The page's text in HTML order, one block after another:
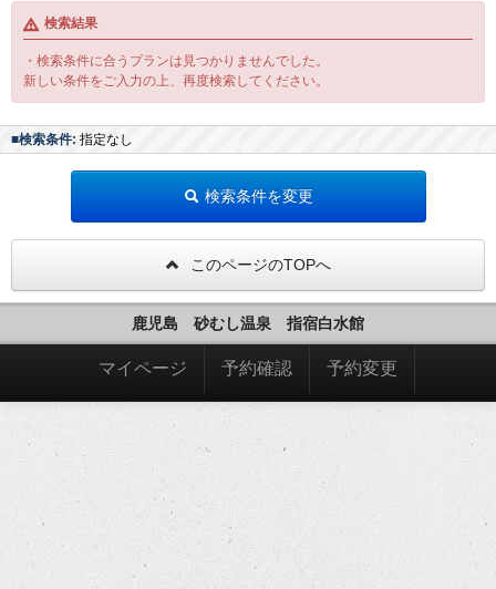
検索結果
・検索条件に合うプランは見つかりませんでした。
新しい条件をご入力の上、再度検索してください。
■検索条件: 指定なし
検索条件を変更
このページのTOPへ
鹿児島 砂むし温泉 指宿白水館
マイページ 予約確認 予約変更